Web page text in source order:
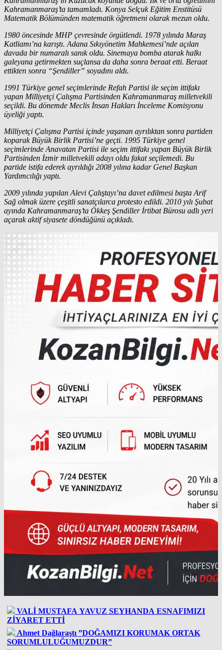
Kahramanmaraş’ta tamamladı. Konya Selçuk Eğitim Enstitüsü
Matematik Bölümünden matematik öğretmeni olarak mezun oldu.
1980 öncesinde MHP çevresinde örgütlendi. 1978 yılında Maraş
Katliamı’na karıştı. Adana Sıkıyönetim Mahkemesi’nde açılan
davada bir numaralı sanık oldu. Sinemaya bomba atarak halkı
galeyana getirmekten suçlansa da daha sonra beraat etti. Beraat
ettikten sonra “Şendiller” soyadını aldı.
1991 Türkiye genel seçimlerinde Refah Partisi ile seçim ittifakı
yapan Milliyetçi Çalışma Partisinden Kahramanmaraş milletvekili
seçildi. Bu dönemde Meclis İnsan Hakları İnceleme Komisyonu
üyeliği yaptı.
Milliyetçi Çalışma Partisi içinde yaşanan ayrılıktan sonra partiden
koparak Büyük Birlik Partisi’ne geçti. 1995 Türkiye genel
seçimlerinde Anavatan Partisi ile seçim ittifakı yapan Büyük Birlik
Partisinden İzmir milletvekili adayı oldu fakat seçilemedi. Bu
partide istifa ederek ayrıldığı 2008 yılına kadar Genel Başkan
Yardımcılığı yaptı.
2009 yılında yapılan Alevi Çalıştayı’na davet edilmesi başta Arif
Sağ olmak üzere çeşitli sanatçılarca protesto edildi. 2010 yılı Şubat
ayında Kahramanmaraş’ta Ökkeş Şendiller İrtibat Bürosu adlı yeri
açarak aktif siyasete döndüğünü açıkladı.
VALİ MUSTAFA YAVUZ SEYHANDA ESNAFIMIZI
ZİYARET ETTİ
Ahmet Dağlaraştı ”DOĞAMIZI KORUMAK ORTAK
SORUMLULUĞUMUZDUR”